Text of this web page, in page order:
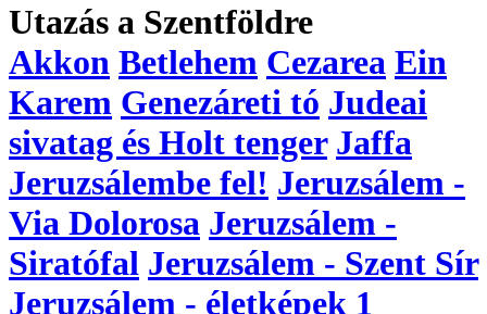
Utazás a Szentföldre
Akkon Betlehem Cezarea Ein
Karem Genezáreti tó Judeai
sivatag és Holt tenger Jaffa
Jeruzsálembe fel! Jeruzsálem -
Via Dolorosa Jeruzsálem -
Siratófal Jeruzsálem - Szent Sír
Jeruzsálem - életképek 1